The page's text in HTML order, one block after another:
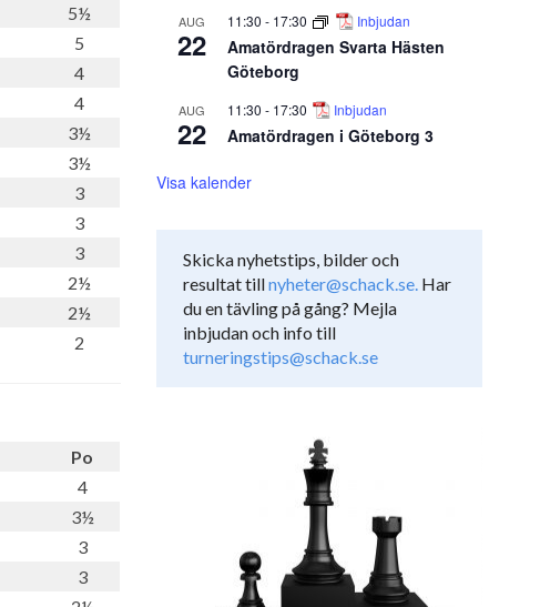
5½
5
4
4
3½
3½
3
3
3
2½
2½
2
Po
4
3½
3
3
AUG
22
11:30 - 17:30 Inbjudan
Amatördragen Svarta Hästen
Göteborg
AUG
22
11:30 - 17:30 Inbjudan
Amatördragen i Göteborg 3
Visa kalender
Skicka nyhetstips, bilder och
resultat tillnyheter@schack.se. Har
du en tävling på gång? Mejla
inbjudan och info till
turneringstips@schack.se